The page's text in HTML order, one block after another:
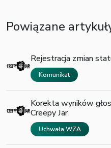
Powiązane
Rejestracja zmian
Komunikat
Korekta wyników
Creepy Jar
Uchwała WZA